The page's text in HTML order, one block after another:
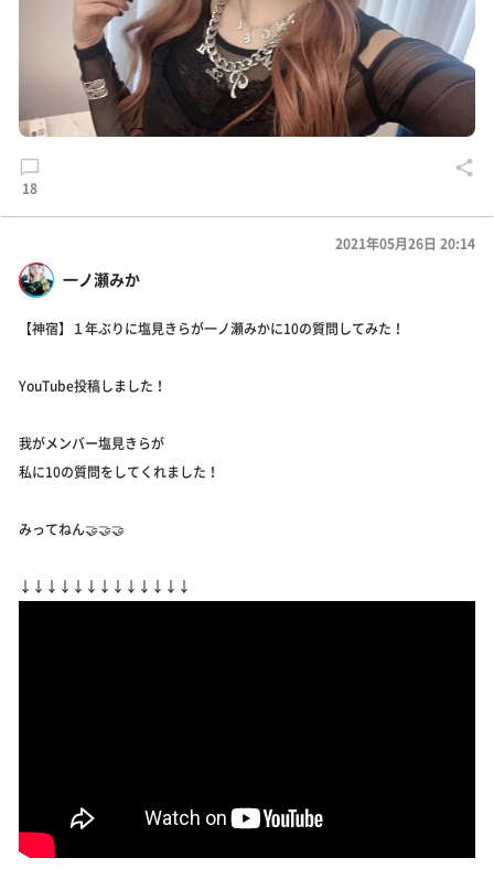
18
一ノ瀬みか
2021年05月26日 20:14
【神宿】１年ぶりに塩見きらが一ノ瀬みかに10の質問してみた！
YouTube投稿しました！
我がメンバー塩見きらが
私に10の質問をしてくれました！
みってねん🤝🤝🤝
↓↓↓↓↓↓↓↓↓↓↓↓↓